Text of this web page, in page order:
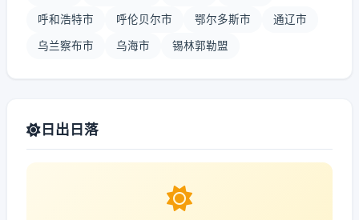
呼和浩特市 呼伦贝尔市 鄂尔多斯市 通辽市
乌兰察布市 乌海市 锡林郭勒盟
日出日落